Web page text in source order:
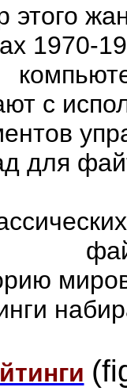
этого
1970-
с
для